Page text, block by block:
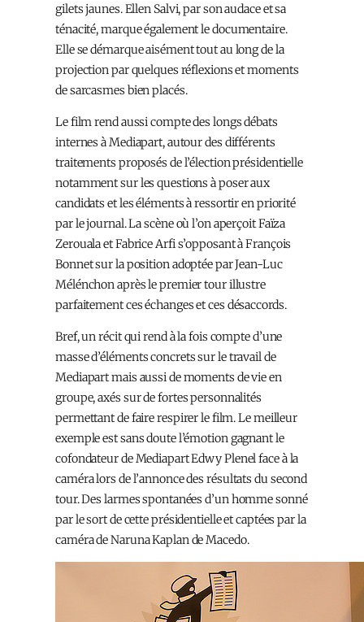
gilets jaunes. Ellen Salvi, par son audace et sa
ténacité, marque également le documentaire.
Elle se démarque aisément tout au long de la
projection par quelques réflexions et moments
de sarcasmes bien placés.
Le film rend aussi compte des longs débats
internes à Mediapart, autour des différents
traitements proposés de l’élection présidentielle
notamment sur les questions à poser aux
candidats et les éléments à ressortir en priorité
par le journal. La scène où l’on aperçoit Faïza
Zerouala et Fabrice Arfi s’opposant à François
Bonnet sur la position adoptée par Jean-Luc
Mélénchon après le premier tour illustre
parfaitement ces échanges et ces désaccords.
Bref, un récit qui rend à la fois compte d’une
masse d’éléments concrets sur le travail de
Mediapart mais aussi de moments de vie en
groupe, axés sur de fortes personnalités
permettant de faire respirer le film. Le meilleur
exemple est sans doute l’émotion gagnant le
cofondateur de Mediapart Edwy Plenel face à la
caméra lors de l’annonce des résultats du second
tour. Des larmes spontanées d’un homme sonné
par le sort de cette présidentielle et captées par la
caméra de Naruna Kaplan de Macedo.